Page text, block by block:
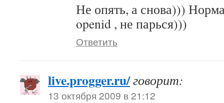
Не опять, а снова)))
openid , не парься)))
Ответить
live.progger.ru/говорит:
13 октября 2009 в 21:12